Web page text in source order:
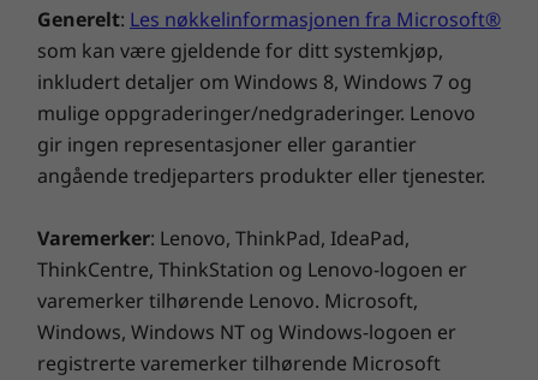
bakgrunnslyd. I tillegg til fire Harman
®
høyttalere, gir superrask USB-C-tilkobling enda
mer klarhet og fyldighet til møtene dine, mens
et enkelt klikk starter opp Microsoft Teams.
Sving: 90 (±1) grader, 45 grader venstre og 45 grader
høyre
Tilbehør: UltraFlex IV-stativ
Vipp: -5 til 70 grader
Høyde: 182,8 mm
Løft: 84,37 mm
Monteringsalternativer
Fullfunksjons skjermstativ
Tilbehør: UltraFlex IV-stativ
Kamera/mikrofon
Generelt: Les nøkkelinformasjonen fra Microsoft®
som kan være gjeldende for ditt systemkjøp,
inkludert detaljer om Windows 8, Windows 7 og
mulige oppgraderinger/nedgraderinger. Lenovo
gir ingen representasjoner eller garantier
angående tredjeparters produkter eller tjenester.
Varemerker: Lenovo, ThinkPad, IdeaPad,
ThinkCentre, ThinkStation og Lenovo-logoen er
varemerker tilhørende Lenovo. Microsoft,
Windows, Windows NT og Windows-logoen er
registrerte varemerker tilhørende Microsoft